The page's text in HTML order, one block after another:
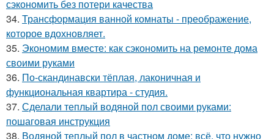
сэкономить без потери качества
34. Трансформация ванной комнаты - преображение,
которое вдохновляет.
35. Экономим вместе: как сэкономить на ремонте дома
своими руками
36. По-скандинавски тёплая, лаконичная и
функциональная квартира - студия.
37. Сделали теплый водяной пол своими руками:
пошаговая инструкция
38. Водяной теплый пол в частном доме: всё, что нужно